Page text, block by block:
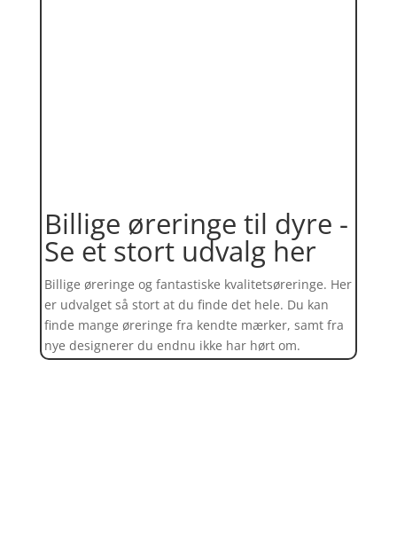
Billige øreringe til dyre -
Se et stort udvalg her
Billige øreringe og fantastiske kvalitetsøreringe. Her
er udvalget så stort at du finde det hele. Du kan
finde mange øreringe fra kendte mærker, samt fra
nye designerer du endnu ikke har hørt om.